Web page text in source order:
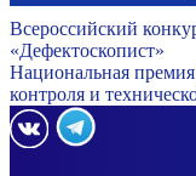
Всероссийский
«Дефектоскопист»
Национальная
контроля и